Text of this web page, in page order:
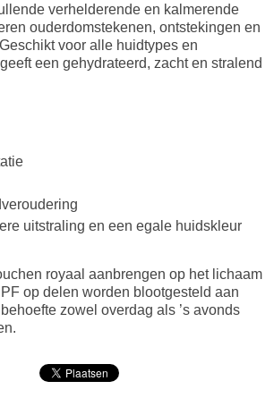
verhelderende en kalmerende
ouderdomstekenen, ontstekingen en
voor alle huidtypes en
een gehydrateerd, zacht en stralend
uitstraling en een egale huidskleur
royaal aanbrengen op het lichaam
op delen worden blootgesteld aan
zowel overdag als ’s avonds